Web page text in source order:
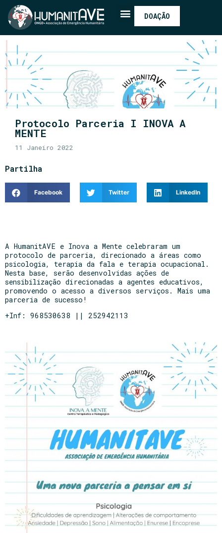
DOAÇÃO
Protocolo Parceria I INOVA A
MENTE
11 Janeiro 2022
Partilha
Facebook Twitter LinkedIn
A HumanitAVE e Inova a Mente celebraram um
protocolo de parceria, direcionado a áreas como
psicologia, terapia da fala e terapia ocupacional.
Nesta base, serão desenvolvidas ações de
sensibilização direcionadas a agentes educativos,
promovendo o acesso a diversos serviços. Mais uma
parceria de sucesso!
+Inf: 968530638 || 252942113